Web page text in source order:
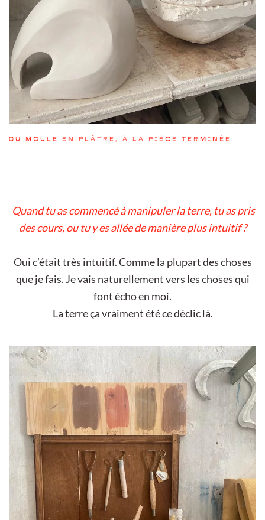
DU MOULE EN PLÂTRE, À LA PIÈCE TERMINÉE
Quand tu as commencé à manipuler la terre, tu as pris
des cours, ou tu y es allée de manière plus intuitif ?
Oui c’était très intuitif. Comme la plupart des choses
que je fais. Je vais naturellement vers les choses qui
font écho en moi.
La terre ça vraiment été ce déclic là.